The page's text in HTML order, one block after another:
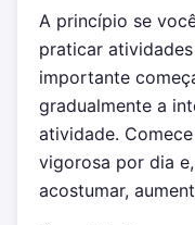
A princípio se
praticar
importante
gradualmente a
atividade.
vigorosa por dia
acostumar,